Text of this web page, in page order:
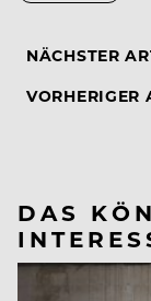
NÄCHSTER
VORHERIGER
DAS